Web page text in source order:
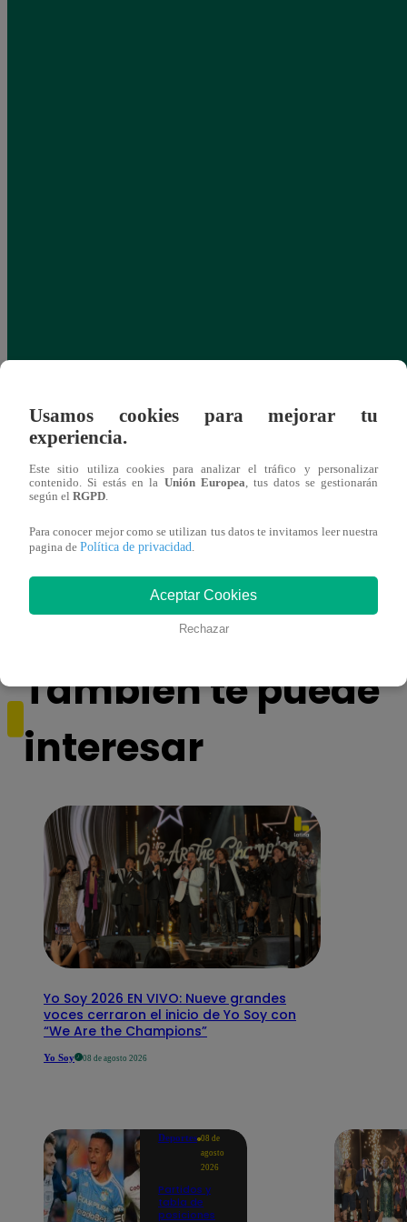
Snack Bamm: Mira las divertidas trivias
hechas al cómico Joao [Video]
También te puede
interesar
Yo Soy 2026 EN VIVO: Nueve grandes
voces cerraron el inicio de Yo Soy con
“We Are the Champions”
Yo Soy 08 de agosto 2026
Deportes 08 de
agosto
2026
Partidos y
tabla de
posiciones
Usamos cookies para mejorar tu
experiencia.
Este sitio utiliza cookies para analizar el tráfico y personalizar
contenido. Si estás en la Unión Europea, tus datos se gestionarán
según el RGPD.
Para conocer mejor como se utilizan tus datos te invitamos leer nuestra
pagina de Política de privacidad.
Aceptar Cookies
Rechazar